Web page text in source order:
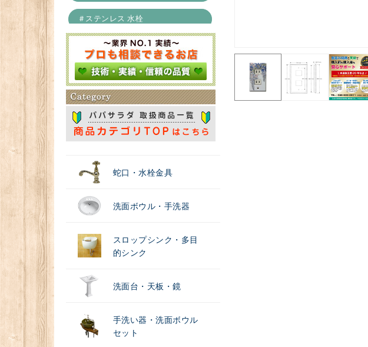
＃ステンレス 水栓
＃浄水器
蛇口・水栓金具
洗面ボウル・手洗器
スロップシンク・多目
的シンク
洗面台・天板・鏡
手洗い器・洗面ボウル
セット